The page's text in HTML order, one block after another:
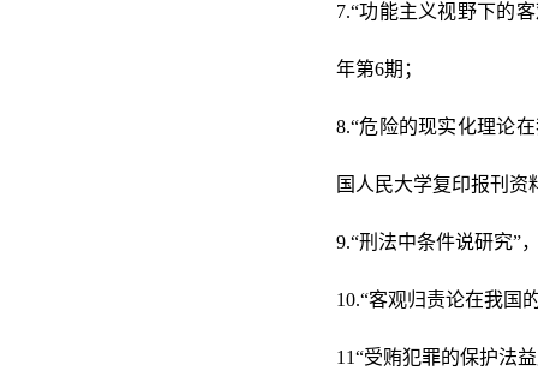
7.“功能主义视野下的
年第6期；
8.“危险的现实化理论
国人民大学复印报刊
9.“刑法中条件说研究”
10.“客观归责论在我国
11“受贿犯罪的保护法